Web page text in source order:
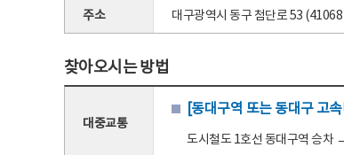
주소 대구광역시 동구 첨단로 53
찾아오시는 방법
대중교통
[동대구역 또는 동대구 고
도시철도 1호선 동대구역 승차